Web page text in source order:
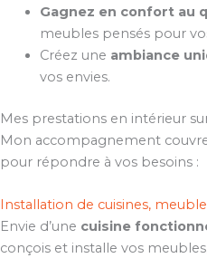
Gagnez en confort au
meubles pensés pour
Créez une ambiance
vos envies.
Mes prestations en intérieur
Mon accompagnement
pour répondre à vos besoins :
Installation de cuisines,
Envie d’une cuisine
conçois et installe vos